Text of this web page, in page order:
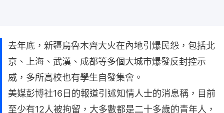
去年底，新疆烏魯木齊大火在內地引爆民怨，包括北
京、上海、武漢、成都等多個大城市爆發反封控示
威，多所高校也有學生自發集會。
美媒彭博社16日的報道引述知情人士的消息稱，目前
至少有12人被拘留，大多數都是二十多歲的青年人，